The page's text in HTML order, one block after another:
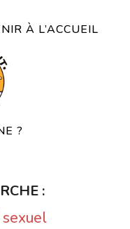
À L’ACCUEIL
?
:
sexuel